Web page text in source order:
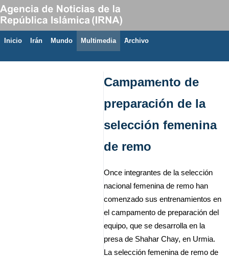
Inicio Irán Mundo Multimedia َArchivo
Campamento de
preparación de la
selección femenina
de remo
Once integrantes de la selección
nacional femenina de remo han
comenzado sus entrenamientos en
el campamento de preparación del
equipo, que se desarrolla en la
presa de Shahar Chay, en Urmia.
La selección femenina de remo de